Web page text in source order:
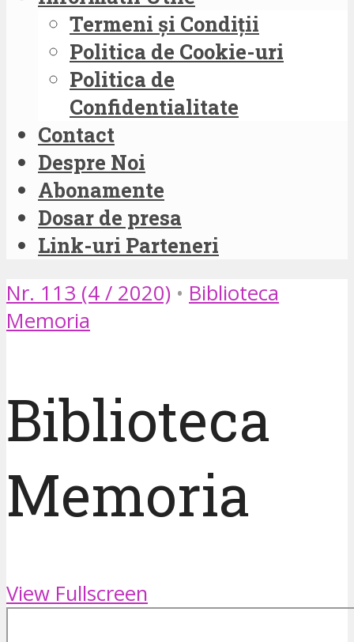
Termeni și Condiții
Politica de Cookie-uri
Politica de
Confidentialitate
Contact
Despre Noi
Abonamente
Dosar de presa
Link-uri Parteneri
Nr. 113 (4 / 2020) • Biblioteca
Memoria
Biblioteca
Memoria
View Fullscreen